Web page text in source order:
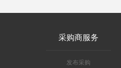
采购商服务
发布采购